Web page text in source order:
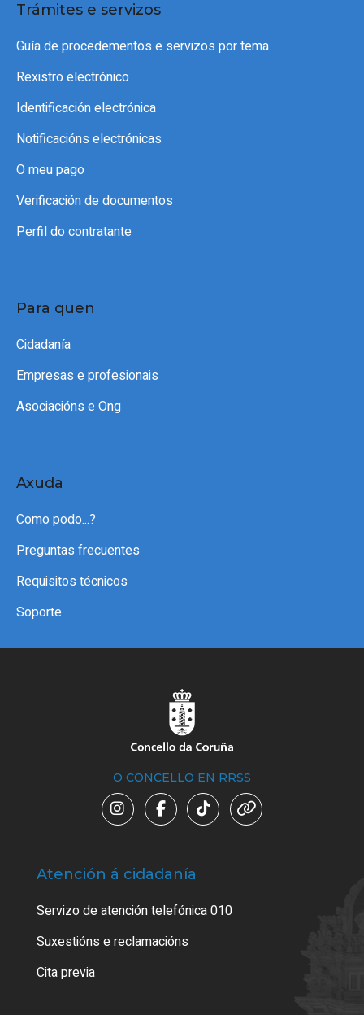
Trámites e servizos
Guía de procedementos e servizos por tema
Rexistro electrónico
Identificación electrónica
Notificacións electrónicas
O meu pago
Verificación de documentos
Perfil do contratante
Para quen
Cidadanía
Empresas e profesionais
Asociacións e Ong
Axuda
Como podo...?
Preguntas frecuentes
Requisitos técnicos
Soporte
O CONCELLO EN RRSS
Atención á cidadanía
Servizo de atención telefónica 010
Suxestións e reclamacións
Cita previa